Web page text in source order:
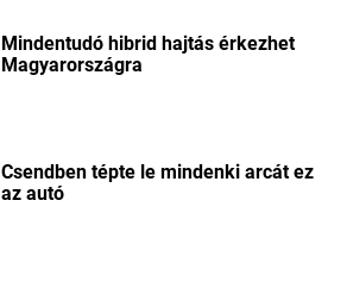
Mindentudó hibrid hajtás érkezhet
Magyarországra
Csendben tépte le mindenki arcát ez
az autó